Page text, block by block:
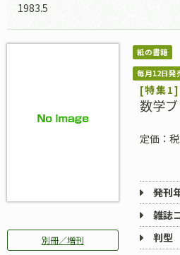
1983.5
別冊／増刊
紙の書籍
毎月12日発
[特集1]
数学
定価：
発刊
雑誌
判型